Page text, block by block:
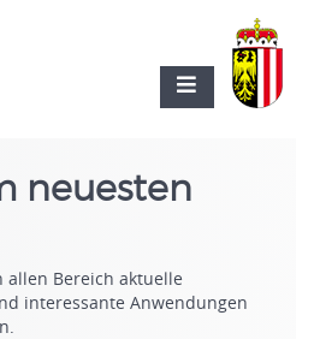
neuesten
allen Bereich aktuelle
interessante Anwendungen